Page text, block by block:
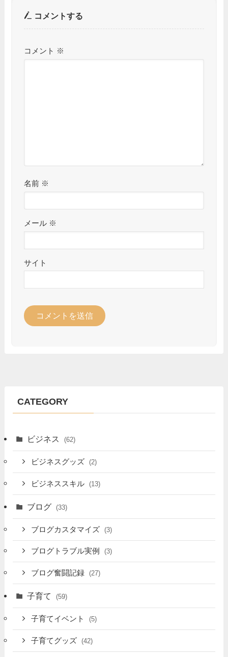
コメントする
コメント ※
名前 ※
メール ※
サイト
CATEGORY
ビジネス (62)
ビジネスグッズ (2)
ビジネススキル (13)
ブログ (33)
ブログカスタマイズ (3)
ブログトラブル実例 (3)
ブログ奮闘記録 (27)
子育て (59)
子育てイベント (5)
子育てグッズ (42)